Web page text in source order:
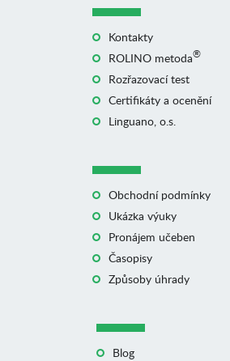
Kontakty
ROLINO metoda®
Rozřazovací test
Certifikáty a ocenění
Linguano, o.s.
Obchodní podmínky
Ukázka výuky
Pronájem učeben
Časopisy
Způsoby úhrady
Blog